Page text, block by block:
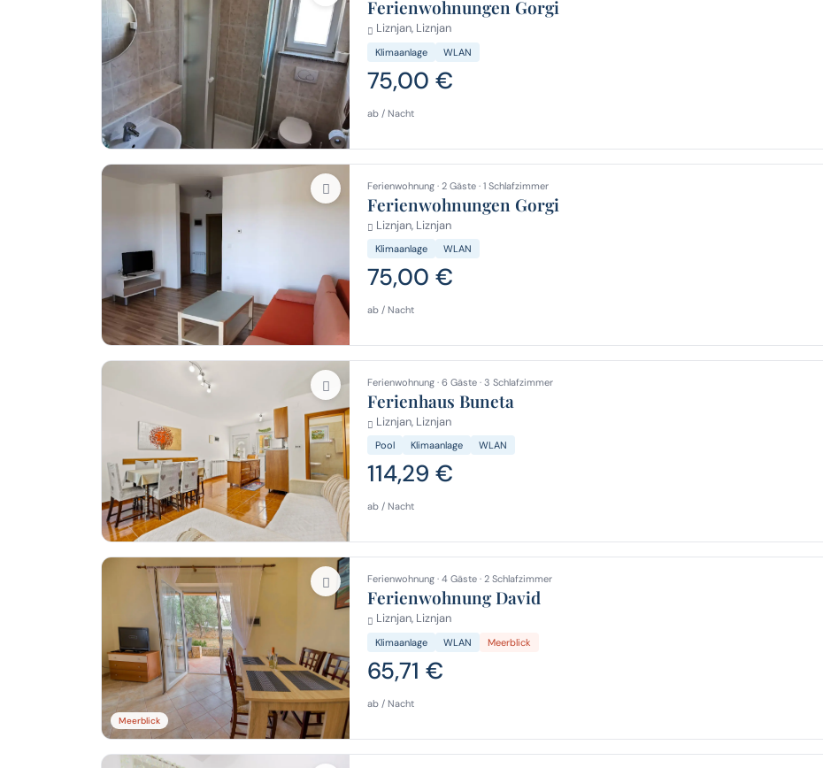
Ferienwohnungen Gorgi
Liznjan, Liznjan
Klimaanlage WLAN
75,00 €
ab / Nacht
Ferienwohnung · 2 Gäste · 1 Schlafzimmer
Ferienwohnungen Gorgi
Liznjan, Liznjan
Klimaanlage WLAN
75,00 €
ab / Nacht
Ferienwohnung · 6 Gäste · 3 Schlafzimmer
Ferienhaus Buneta
Liznjan, Liznjan
Pool Klimaanlage WLAN
114,29 €
ab / Nacht
Meerblick
Ferienwohnung · 4 Gäste · 2 Schlafzimmer
Ferienwohnung David
Liznjan, Liznjan
Klimaanlage WLAN Meerblick
65,71 €
ab / Nacht